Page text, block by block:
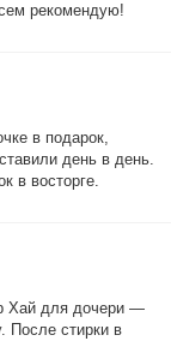
рекомендую!
в подарок,
день в день.
в восторге.
Хай для дочери —
После стирки в